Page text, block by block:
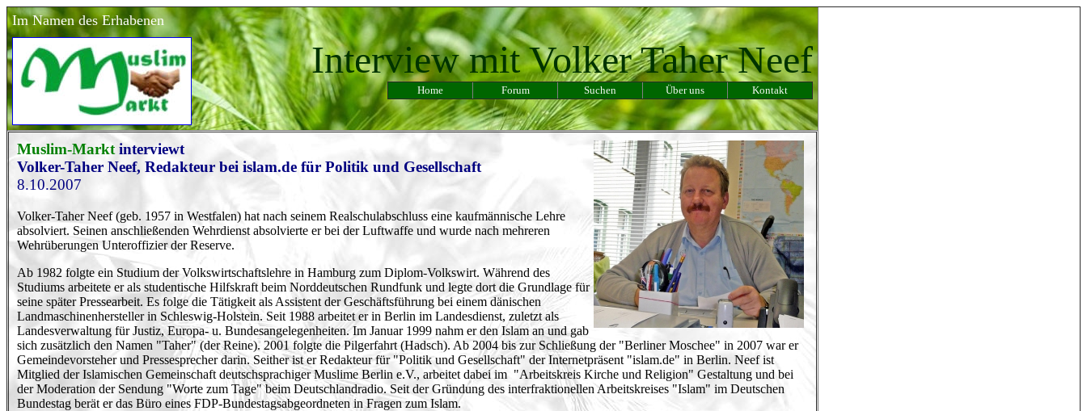
Im Namen des Erhabenen
Interview mit Volker Taher Neef
Home Forum Suchen Über uns Kontakt
Muslim-Markt interviewt
Volker-Taher Neef, Redakteur bei islam.de für Politik und Gesellschaft
8.10.2007
Volker-Taher Neef (geb. 1957 in Westfalen) hat nach seinem Realschulabschluss eine kaufmännische Lehre
absolviert. Seinen anschließenden Wehrdienst absolvierte er bei der Luftwaffe und wurde nach mehreren
Wehrüberungen Unteroffizier der Reserve.
Ab 1982 folgte ein Studium der Volkswirtschaftslehre in Hamburg zum Diplom-Volkswirt. Während des
Studiums arbeitete er als studentische Hilfskraft beim Norddeutschen Rundfunk und legte dort die Grundlage für
seine später Pressearbeit. Es folge die Tätigkeit als Assistent der Geschäftsführung bei einem dänischen
Landmaschinenhersteller in Schleswig-Holstein. Seit 1988 arbeitet er in Berlin im Landesdienst, zuletzt als
Landesverwaltung für Justiz, Europa- u. Bundesangelegenheiten. Im Januar 1999 nahm er den Islam an und gab
sich zusätzlich den Namen "Taher" (der Reine). 2001 folgte die Pilgerfahrt (Hadsch). Ab 2004 bis zur Schließung der "Berliner Moschee" in 2007 war er
Gemeindevorsteher und Pressesprecher darin. Seither ist er Redakteur für "Politik und Gesellschaft" der Internetpräsent "islam.de" in Berlin. Neef ist
Mitglied der Islamischen Gemeinschaft deutschsprachiger Muslime Berlin e.V., arbeitet dabei im "Arbeitskreis Kirche und Religion" Gestaltung und bei
der Moderation der Sendung "Worte zum Tage" beim Deutschlandradio. Seit der Gründung des interfraktionellen Arbeitskreises "Islam" im Deutschen
Bundestag berät er das Büro eines FDP-Bundestagsabgeordneten in Fragen zum Islam.